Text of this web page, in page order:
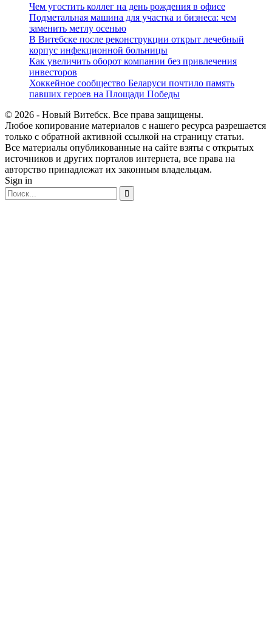
Чем угостить коллег на день рождения в офисе
Подметальная машина для участка и бизнеса: чем
заменить метлу осенью
В Витебске после реконструкции открыт лечебный
корпус инфекционной больницы
Как увеличить оборот компании без привлечения
инвесторов
Хоккейное сообщество Беларуси почтило память
павших героев на Площади Победы
© 2026 - Новый Витебск. Все права защищены.
Любое копирование материалов с нашего ресурса разрешается
только с обратной активной ссылкой на страницу статьи.
Все материалы опубликованные на сайте взяты с открытых
источников и других порталов интернета, все права на
авторство принадлежат их законным владельцам.
Sign in